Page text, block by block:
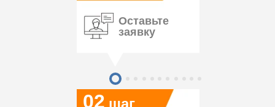
02
Оставьте
заявку
шаг